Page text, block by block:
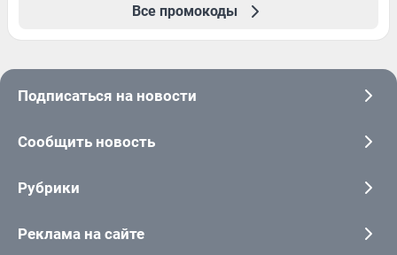
Все промокоды
Подписаться на новости
Сообщить новость
Рубрики
Реклама на сайте